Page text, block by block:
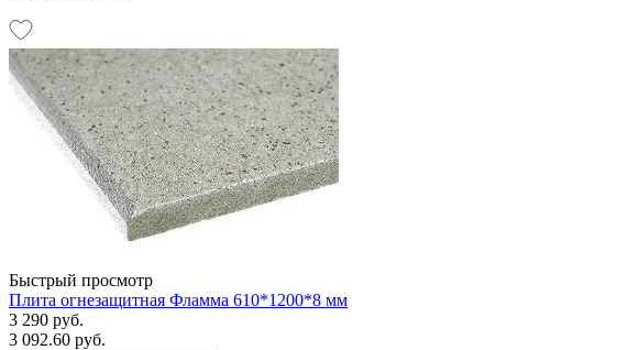
Быстрый просмотр
Плита огнезащитная Фламма 610*1200*8 мм
3 290 руб.
3 092.60 руб.